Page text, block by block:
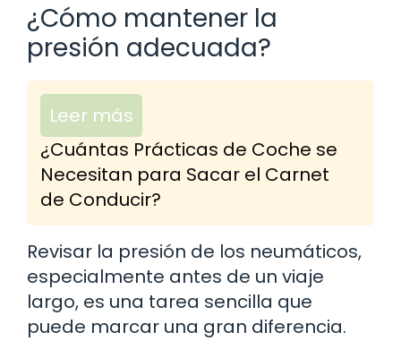
¿Cómo mantener la
presión adecuada?
Leer más
¿Cuántas Prácticas de Coche se
Necesitan para Sacar el Carnet
de Conducir?
Revisar la presión de los neumáticos,
especialmente antes de un viaje
largo, es una tarea sencilla que
puede marcar una gran diferencia.